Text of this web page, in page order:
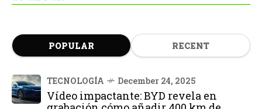
POPULAR RECENT
TECNOLOGÍA December 24, 2025
Vídeo impactante: BYD revela en